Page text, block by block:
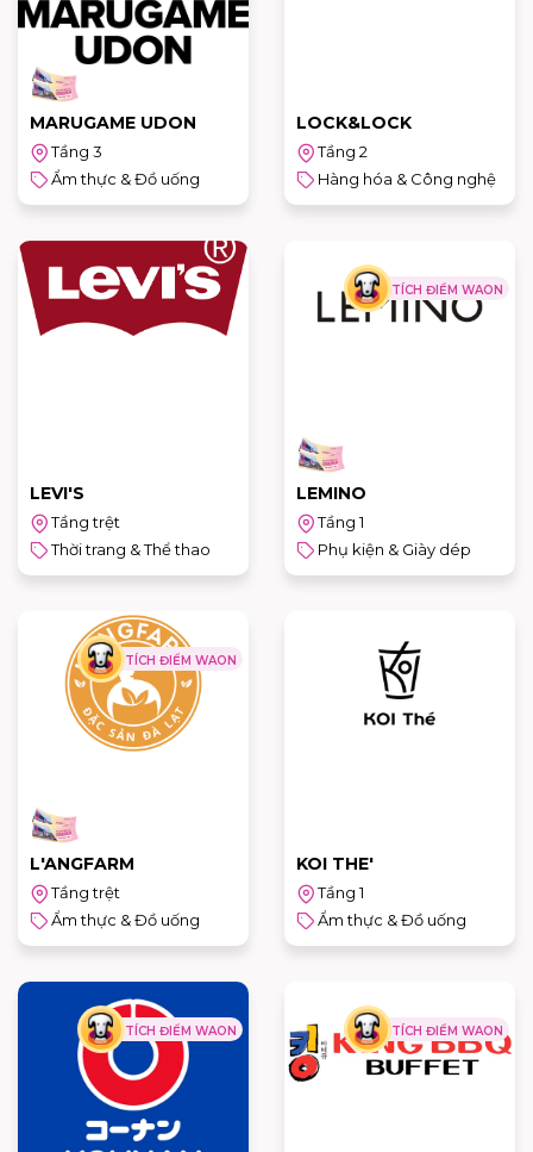
MARUGAME UDON
Tầng 3
Ẩm thực & Đồ uống
LOCK&LOCK
Tầng 2
Hàng hóa & Công nghệ
LEVI'S
Tầng trệt
Thời trang & Thể thao
TÍCH ĐIỂM WAON
LEMINO
Tầng 1
Phụ kiện & Giày dép
TÍCH ĐIỂM WAON
L'ANGFARM
Tầng trệt
Ẩm thực & Đồ uống
KOI THE'
Tầng 1
Ẩm thực & Đồ uống
TÍCH ĐIỂM WAON TÍCH ĐIỂM WAON